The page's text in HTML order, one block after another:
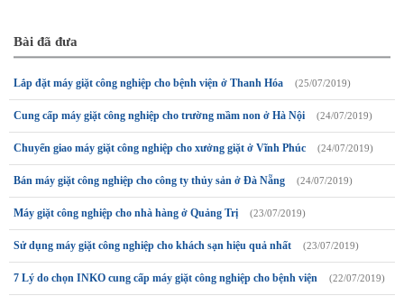
Bài đã đưa
Lắp đặt máy giặt công nghiệp cho bệnh viện ở Thanh Hóa (25/07/2019)
Cung cấp máy giặt công nghiệp cho trường mầm non ở Hà Nội (24/07/2019)
Chuyển giao máy giặt công nghiệp cho xưởng giặt ở Vĩnh Phúc (24/07/2019)
Bán máy giặt công nghiệp cho công ty thủy sản ở Đà Nẵng (24/07/2019)
Máy giặt công nghiệp cho nhà hàng ở Quảng Trị (23/07/2019)
Sử dụng máy giặt công nghiệp cho khách sạn hiệu quả nhất (23/07/2019)
7 Lý do chọn INKO cung cấp máy giặt công nghiệp cho bệnh viện (22/07/2019)